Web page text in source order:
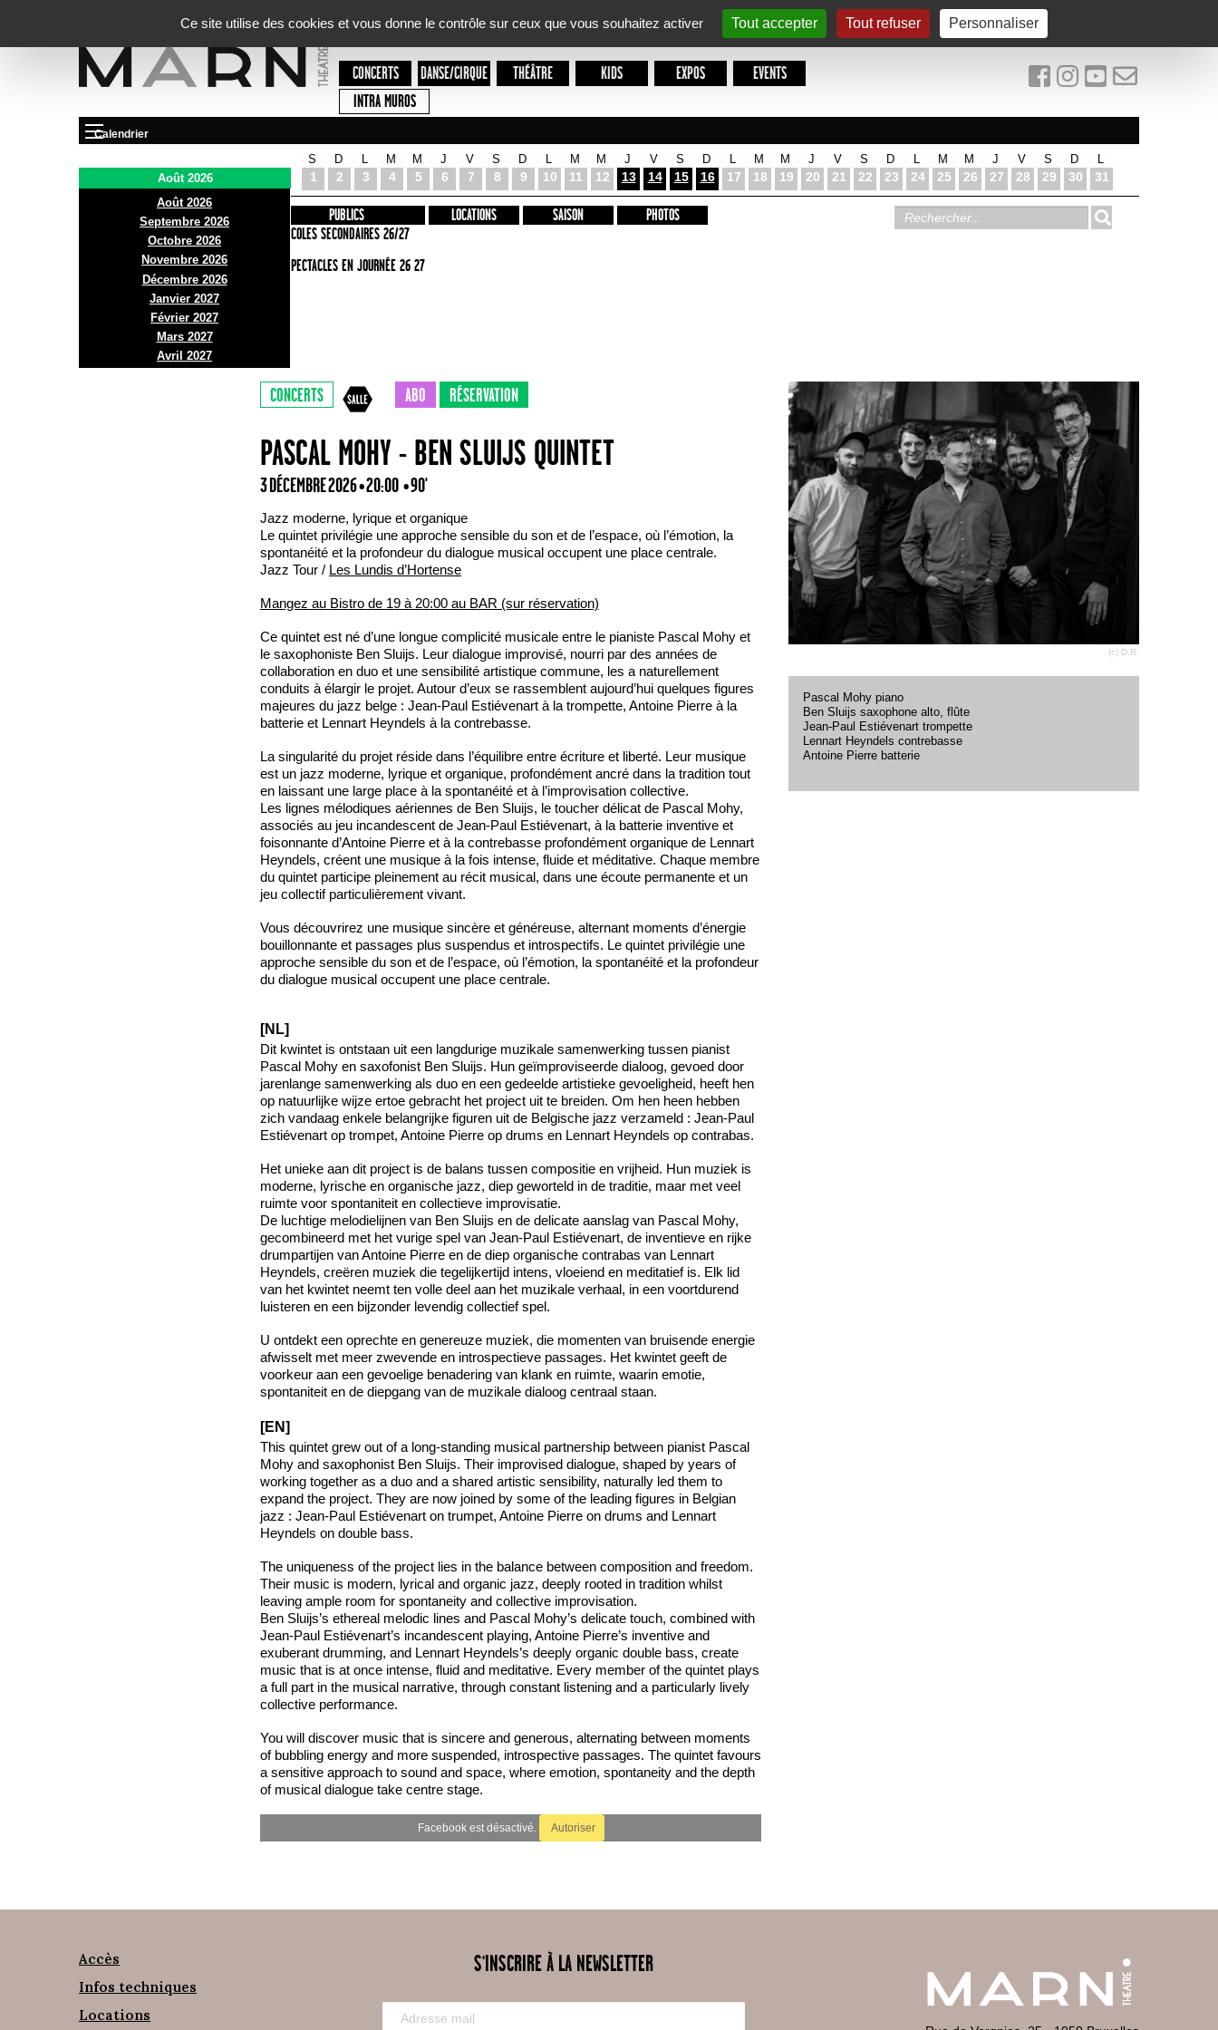
Ce site utilise des cookies et vous donne le contrôle sur ceux que vous souhaitez activer
Tout accepter Tout refuser Personnaliser
CONCERTS DANSE/CIRQUE THÉÂTRE KIDS EXPOS
EVENTS
INTRA MUROS
Calendrier
Août 2026
Août 2026
Septembre 2026
Octobre 2026
Novembre 2026
Décembre 2026
Janvier 2027
Février 2027
Mars 2027
Avril 2027
S
1
D
2 3
M
4
M
5
J
6
V
7
S
8
D
9 10
M
11
M
12
J
13
V
14
S
15
D
16 17
M
18
M
19
J
20
V
21
S
22
D
23 24
M
25
M
26
J
27
V
28
S
29
D
30 31
PRÉSENTATION
INFOS PRATIQUES
ACCES
BAR ET BISTRO
BILLETTERIE
PUBLICS
ECOLES SECONDAIRES 26/27
SPECTACLES EN JOURNÉE 26 27
LOCATIONS SAISON PHOTOS
CONCERTS ABO RÉSERVATION
PASCAL MOHY - BEN SLUIJS QUINTET
3 DÉCEMBRE 2026 • 20:00 • 90'
Jazz moderne, lyrique et organique
Le quintet privilégie une approche sensible du son et de l’espace, où l’émotion, la
spontanéité et la profondeur du dialogue musical occupent une place centrale.
Jazz Tour / Les Lundis d’Hortense
Mangez au Bistro de 19 à 20:00 au BAR (sur réservation)
Ce quintet est né d’une longue complicité musicale entre le pianiste Pascal Mohy et
le saxophoniste Ben Sluijs. Leur dialogue improvisé, nourri par des années de
collaboration en duo et une sensibilité artistique commune, les a naturellement
conduits à élargir le projet. Autour d’eux se rassemblent aujourd’hui quelques figures
majeures du jazz belge : Jean-Paul Estiévenart à la trompette, Antoine Pierre à la
batterie et Lennart Heyndels à la contrebasse.
La singularité du projet réside dans l’équilibre entre écriture et liberté. Leur musique
est un jazz moderne, lyrique et organique, profondément ancré dans la tradition tout
en laissant une large place à la spontanéité et à l’improvisation collective.
Les lignes mélodiques aériennes de Ben Sluijs, le toucher délicat de Pascal Mohy,
associés au jeu incandescent de Jean-Paul Estiévenart, à la batterie inventive et
foisonnante d’Antoine Pierre et à la contrebasse profondément organique de Lennart
Heyndels, créent une musique à la fois intense, fluide et méditative. Chaque membre
du quintet participe pleinement au récit musical, dans une écoute permanente et un
jeu collectif particulièrement vivant.
Vous découvrirez une musique sincère et généreuse, alternant moments d’énergie
bouillonnante et passages plus suspendus et introspectifs. Le quintet privilégie une
approche sensible du son et de l’espace, où l’émotion, la spontanéité et la profondeur
du dialogue musical occupent une place centrale.
[NL]
Dit kwintet is ontstaan uit een langdurige muzikale samenwerking tussen pianist
Pascal Mohy en saxofonist Ben Sluijs. Hun geïmproviseerde dialoog, gevoed door
jarenlange samenwerking als duo en een gedeelde artistieke gevoeligheid, heeft hen
op natuurlijke wijze ertoe gebracht het project uit te breiden. Om hen heen hebben
zich vandaag enkele belangrijke figuren uit de Belgische jazz verzameld : Jean-Paul
Estiévenart op trompet, Antoine Pierre op drums en Lennart Heyndels op contrabas.
Het unieke aan dit project is de balans tussen compositie en vrijheid. Hun muziek is
moderne, lyrische en organische jazz, diep geworteld in de traditie, maar met veel
ruimte voor spontaniteit en collectieve improvisatie.
De luchtige melodielijnen van Ben Sluijs en de delicate aanslag van Pascal Mohy,
gecombineerd met het vurige spel van Jean-Paul Estiévenart, de inventieve en rijke
drumpartijen van Antoine Pierre en de diep organische contrabas van Lennart
Heyndels, creëren muziek die tegelijkertijd intens, vloeiend en meditatief is. Elk lid
van het kwintet neemt ten volle deel aan het muzikale verhaal, in een voortdurend
luisteren en een bijzonder levendig collectief spel.
U ontdekt een oprechte en genereuze muziek, die momenten van bruisende energie
afwisselt met meer zwevende en introspectieve passages. Het kwintet geeft de
voorkeur aan een gevoelige benadering van klank en ruimte, waarin emotie,
spontaniteit en de diepgang van de muzikale dialoog centraal staan.
[EN]
This quintet grew out of a long-standing musical partnership between pianist Pascal
Mohy and saxophonist Ben Sluijs. Their improvised dialogue, shaped by years of
working together as a duo and a shared artistic sensibility, naturally led them to
expand the project. They are now joined by some of the leading figures in Belgian
jazz : Jean-Paul Estiévenart on trumpet, Antoine Pierre on drums and Lennart
Heyndels on double bass.
The uniqueness of the project lies in the balance between composition and freedom.
Their music is modern, lyrical and organic jazz, deeply rooted in tradition whilst
leaving ample room for spontaneity and collective improvisation.
Ben Sluijs’s ethereal melodic lines and Pascal Mohy’s delicate touch, combined with
Jean-Paul Estiévenart’s incandescent playing, Antoine Pierre’s inventive and
exuberant drumming, and Lennart Heyndels’s deeply organic double bass, create
music that is at once intense, fluid and meditative. Every member of the quintet plays
a full part in the musical narrative, through constant listening and a particularly lively
collective performance.
You will discover music that is sincere and generous, alternating between moments
of bubbling energy and more suspended, introspective passages. The quintet favours
a sensitive approach to sound and space, where emotion, spontaneity and the depth
of musical dialogue take centre stage.
Facebook est désactivé. Autoriser
(c) D.R.
Pascal Mohy piano
Ben Sluijs saxophone alto, flûte
Jean-Paul Estiévenart trompette
Lennart Heyndels contrebasse
Antoine Pierre batterie
Accès
Infos techniques
Locations
S'INSCRIRE À LA NEWSLETTER